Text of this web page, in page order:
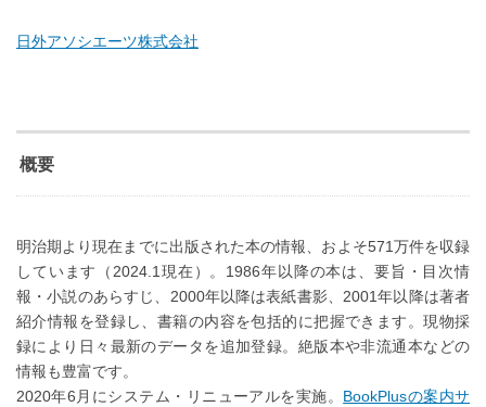
日外アソシエーツ株式会社
概要
明治期より現在までに出版された本の情報、およそ571万件を収録
しています（2024.1現在）。1986年以降の本は、要旨・目次情
報・小説のあらすじ、2000年以降は表紙書影、2001年以降は著者
紹介情報を登録し、書籍の内容を包括的に把握できます。現物採
録により日々最新のデータを追加登録。絶版本や非流通本などの
情報も豊富です。
2020年6月にシステム・リニューアルを実施。 BookPlusの案内サ